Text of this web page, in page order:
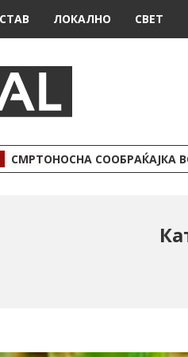
СТАВ ЛОКАЛНО СВЕТ
СМРТОНОСНА СООБРАЌАЈКА